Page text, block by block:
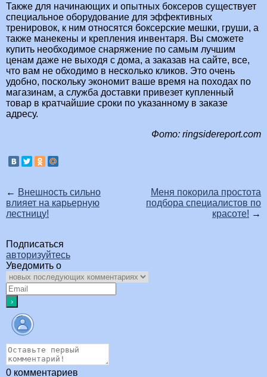
Также для начинающих и опытных боксеров существует
специальное оборудование для эффективных
тренировок, к ним относятся боксерские мешки, груши, а
также манекены и крепления инвентаря. Вы сможете
купить необходимое снаряжение по самым лучшим
ценам даже не выходя с дома, а заказав на сайте, все,
что вам не обходимо в несколько кликов. Это очень
удобно, поскольку экономит ваше время на походах по
магазинам, а служба доставки привезет купленный
товар в кратчайшие сроки по указанному в заказе
адресу.
Фото: ringsidereport.com
← Внешность сильно
влияет на карьерную
лестницу!
Меня покорила простота
подбора специалистов по
красоте! →
Подписаться
авторизуйтесь
Уведомить о
0 комментариев